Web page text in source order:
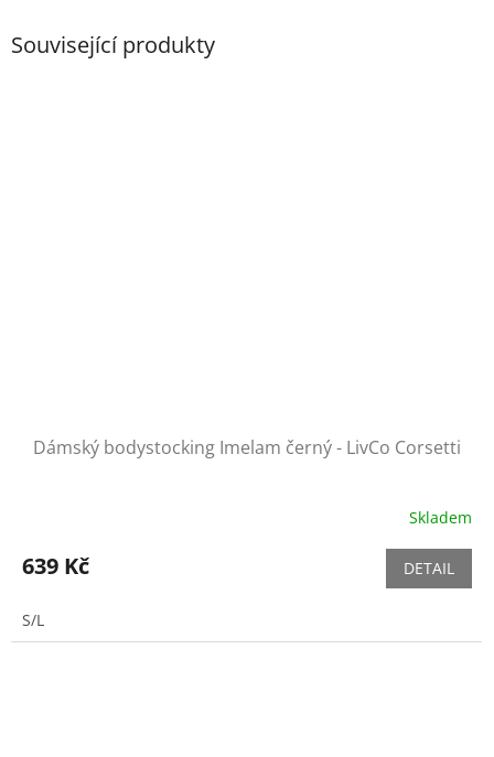
Související produkty
Dámský bodystocking Imelam černý - LivCo Corsetti
Skladem
639 Kč DETAIL
S/L